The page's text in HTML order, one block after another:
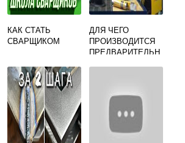
КАК СТАТЬ
СВАРЩИКОМ
ДЛЯ ЧЕГО
ПРОИЗВОДИТСЯ
ПРЕДВАРИТЕЛЬН
СВАРКЕ